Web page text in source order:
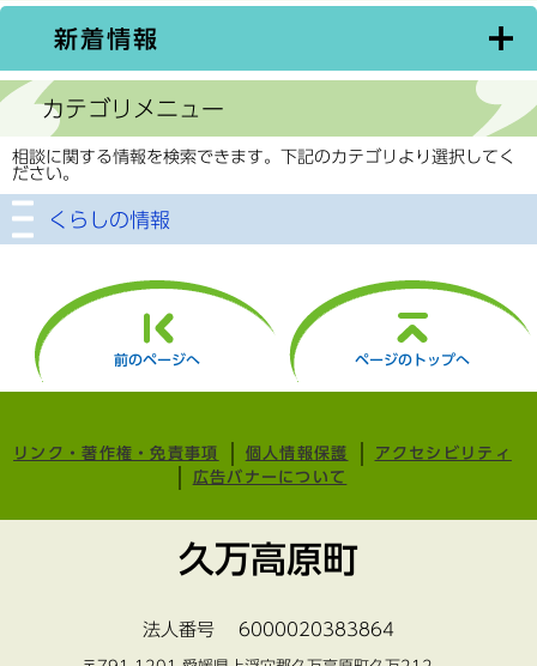
新着情報
カテゴリメニュー
相談に関する情報を検索できます。下記のカテゴリより選択してく
ださい。
くらしの情報
前のページへ ページのトップへ
リンク・著作権・免責事項 個人情報保護
アクセシビリティ
広告バナーについて
久万高原町
法人番号 6000020383864